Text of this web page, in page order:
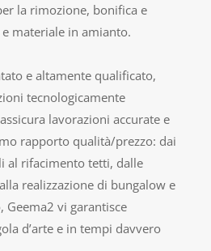
la rimozione, bonifica e
materiale in amianto.
e altamente qualificato,
tecnologicamente
lavorazioni accurate e
rapporto qualità/prezzo: dai
al rifacimento tetti, dalle
realizzazione di bungalow e
Geema2 vi garantisce
d’arte e in tempi davvero